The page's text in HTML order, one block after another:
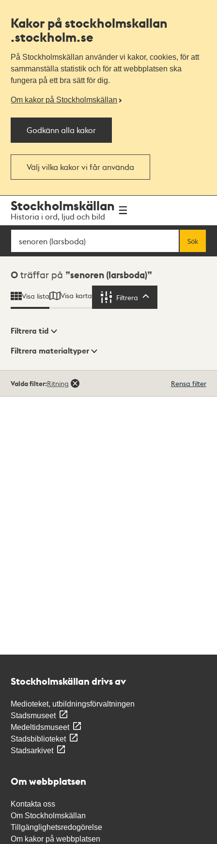
Kakor på stockholmskallan
.stockholm.se
På Stockholmskällan använder vi kakor, cookies, för att
sammanställa statistik och för att webbplatsen ska
fungera på ett bra sätt för dig.
Om kakor på Stockholmskällan
Godkänn alla kakor
Välj vilka kakor vi får använda
navigationen
huvudinnehållet
Stockholmskällan
Historia i ord, ljud och bild
Sök
Sök
Sökresultat
0 träffar på senoren (larsboda)
Visa lista Visa karta Filtrera
Visningsläge
Filtrera tid
Filtrera materialtyper
träffar
Valda filter:Ritning Rensa filter
Stockholmskällan drivs av
Medioteket, utbildningsförvaltningen
Stadsmuseet
Medeltidsmuseet
Stadsbiblioteket
Stadsarkivet
Om webbplatsen
Kontakta oss
Om Stockholmskällan
Tillgänglighetsredogörelse
Om kakor på webbplatsen